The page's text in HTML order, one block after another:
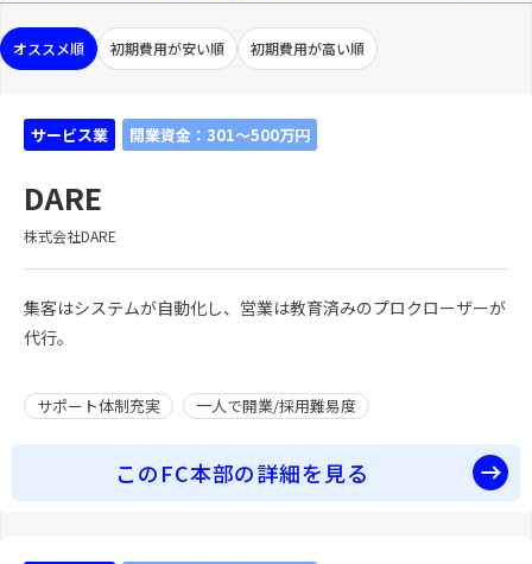
オススメ順 初期費用が安い順 初期費用が高い順
サービス業 開業資金：301～500万円
DARE
株式会社DARE
集客はシステムが自動化し、営業は教育済みのプロクローザーが
代行。
サポート体制充実 一人で開業/採用難易度
このFC本部の詳細を見る